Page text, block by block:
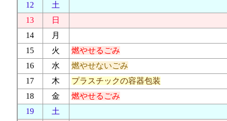
12
土
13
日
14
月
15
火
燃やせるごみ
16
水
燃やせないごみ
17
木
プラスチックの容器包装
18
金
燃やせるごみ
19
土